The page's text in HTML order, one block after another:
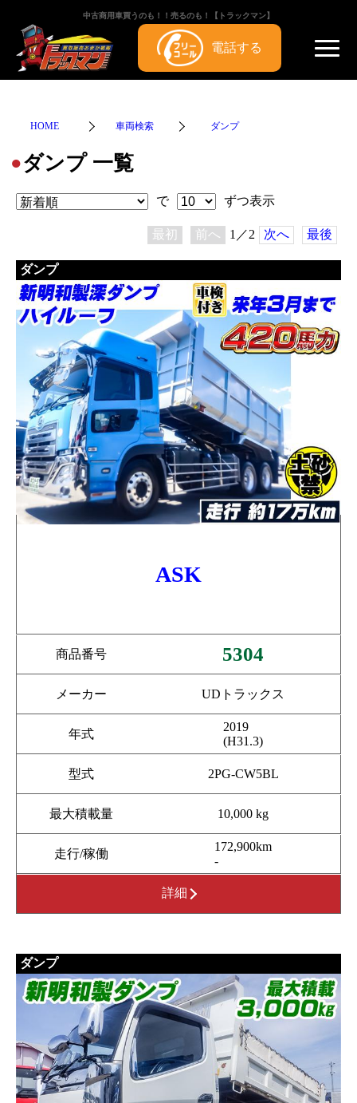
中古商用車買うのも！！売るのも！【トラックマン】
電話する
HOME 車両検索 ダンプ
●ダンプ 一覧
で ずつ表示
最初 前へ 1／2 次へ 最後
ダンプ
ASK
商品番号 5304
メーカー UDトラックス
年式
2019
(H31.3)
型式 2PG-CW5BL
最大積載量 10,000 kg
走行/稼働
172,900km
-
詳細
ダンプ